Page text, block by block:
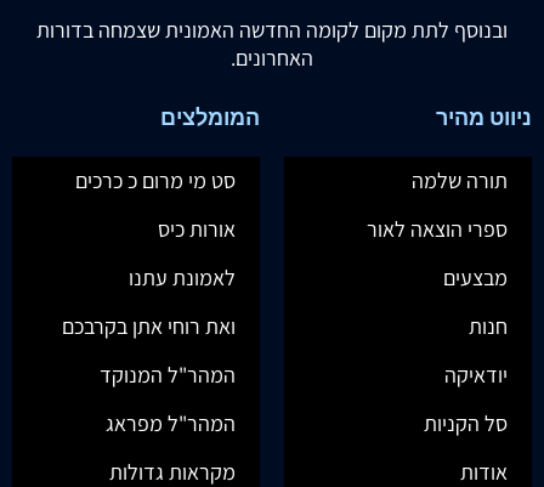
ובנוסף לתת מקום לקומה החדשה האמונית שצמחה בדורות
האחרונים.
ניווט מהיר
תורה שלמה
ספרי הוצאה לאור
מבצעים
חנות
יודאיקה
סל הקניות
אודות
המומלצים
סט מי מרום כ כרכים
אורות כיס
לאמונת עתנו
ואת רוחי אתן בקרבכם
המהר"ל המנוקד
המהר"ל מפראג
מקראות גדולות